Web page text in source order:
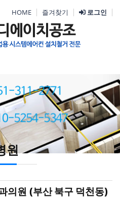
HOME 즐겨찾기 로그인
원
의원 (부산 북구 덕천동)